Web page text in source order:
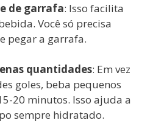
de garrafa: Isso facilita
Você só precisa
pegar a garrafa.
quantidades: Em vez
goles, beba pequenos
20 minutos. Isso ajuda a
sempre hidratado.